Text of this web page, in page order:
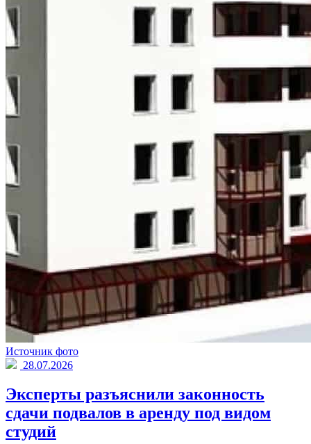
Источник фото
28.07.2026
Эксперты разъяснили законность
сдачи подвалов в аренду под видом
студий